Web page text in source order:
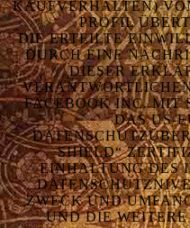
KAUFVERHALTEN)
PROFIL
DIE ERTEILTE
DURCH EINE
DIESER
FACEBOOK INC. MIT
DAS US-
SHIELD“
EINHALTUNG DES
ZWECK UND
UND DIE